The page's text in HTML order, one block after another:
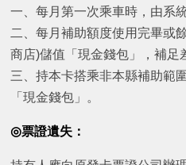
一、每月第一次乘車時，由系
二、每月補助額度使用完畢或
商店)儲值「現金錢包」，補足
三、持本卡搭乘非本縣補助範
「現金錢包」。
◎票證遺失：